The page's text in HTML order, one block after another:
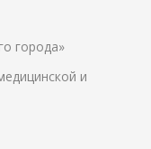
города»
и